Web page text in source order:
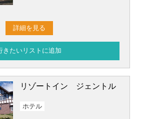
詳細を見る
リゾートイン ジェントル
ホテル